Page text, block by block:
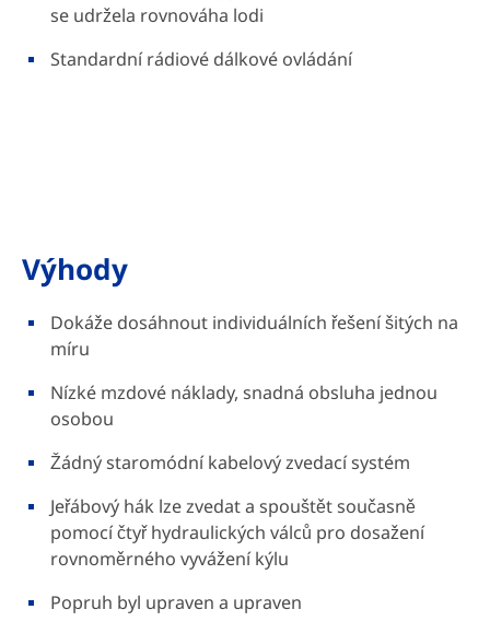
se udržela rovnováha lodi
Standardní rádiové dálkové ovládání
Výhody
Dokáže dosáhnout individuálních řešení šitých na
míru
Nízké mzdové náklady, snadná obsluha jednou
osobou
Žádný staromódní kabelový zvedací systém
Jeřábový hák lze zvedat a spouštět současně
pomocí čtyř hydraulických válců pro dosažení
rovnoměrného vyvážení kýlu
Popruh byl upraven a upraven